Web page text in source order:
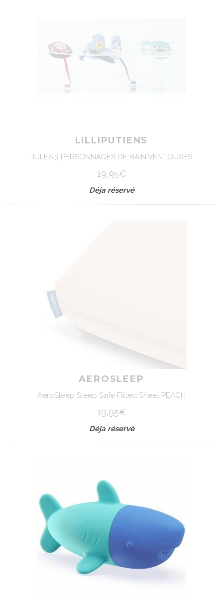
LILLIPUTIENS
JULES 3 PERSONNAGES DE BAIN VENTOUSES
19,95€
Déja réservé
AEROSLEEP
AeroSleep Sleep Safe Fitted Sheet PEACH
19,95€
Déja réservé